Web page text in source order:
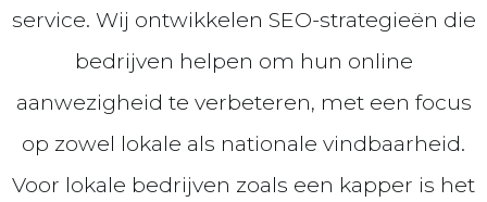
service. Wij ontwikkelen SEO-strategieën die
bedrijven helpen om hun online
aanwezigheid te verbeteren, met een focus
op zowel lokale als nationale vindbaarheid.
Voor lokale bedrijven zoals een kapper is het